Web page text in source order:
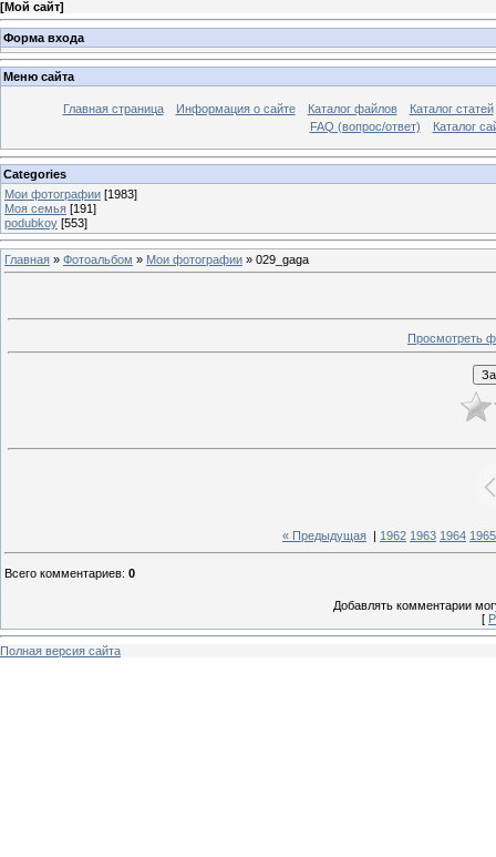
[Мой сайт]
Форма входа
Меню сайта
Главная страница Информация о сайте Каталог файлов
Каталог статей
FAQ (вопрос/ответ)
Каталог
Categories
Мои фотографии [1983]
Моя семья [191]
podubkoy [553]
Главная » Фотоальбом » Мои фотографии » 029_gaga
Просмотреть
« Предыдущая 1962 1963 1964 1965
Всего комментариев: 0
Добавлять комментарии
[
Полная версия сайта